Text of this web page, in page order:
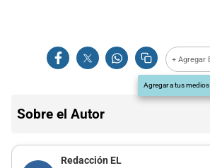
+ Agregar
Agregar a tus
Sobre el Autor
Redacción EL